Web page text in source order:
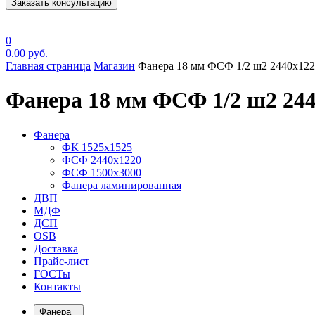
Заказать консультацию
0
0.00 руб.
Главная страница Магазин Фанера 18 мм ФСФ 1/2 ш2
Фанера 18 мм ФСФ 1/2 ш2
Фанера
ФК 1525х1525
ФСФ 2440х1220
ФСФ 1500х3000
Фанера ламинированная
ДВП
МДФ
ДСП
OSB
Доставка
Прайс-лист
ГОСТы
Контакты
Фанера